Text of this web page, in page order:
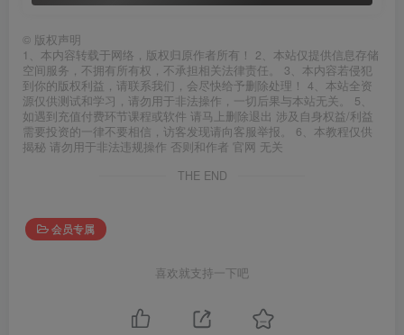
© 版权声明
1、本内容转载于网络，版权归原作者所有！ 2、本站仅提供信息存储
空间服务，不拥有所有权，不承担相关法律责任。 3、本内容若侵犯
到你的版权利益，请联系我们，会尽快给予删除处理！ 4、本站全资
源仅供测试和学习，请勿用于非法操作，一切后果与本站无关。 5、
如遇到充值付费环节课程或软件 请马上删除退出 涉及自身权益/利益
需要投资的一律不要相信，访客发现请向客服举报。 6、本教程仅供
揭秘 请勿用于非法违规操作 否则和作者 官网 无关
THE END
会员专属
喜欢就支持一下吧